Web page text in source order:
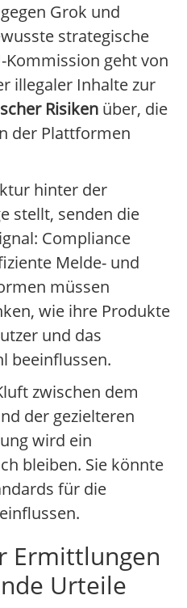
Grok und
strategische
Kommission geht von
illegaler Inhalte zur
Risiken über, die
der Plattformen
hinter der
stellt, senden die
Compliance
Melde- und
müssen
wie ihre Produkte
und das
beeinflussen.
zwischen dem
der gezielteren
wird ein
bleiben. Sie könnte
für die
Ermittlungen
Urteile